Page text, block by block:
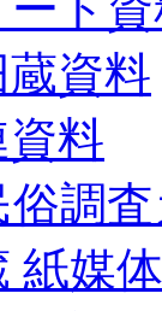
資料
料
調査
紙媒